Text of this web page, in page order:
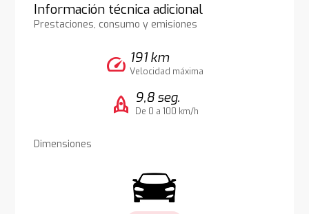
Información técnica adicional
Prestaciones, consumo y emisiones
speed 191 km
Velocidad máxima
rocket 9,8 seg.
De 0 a 100 km/h
Dimensiones